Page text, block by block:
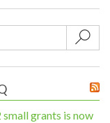
grants is now